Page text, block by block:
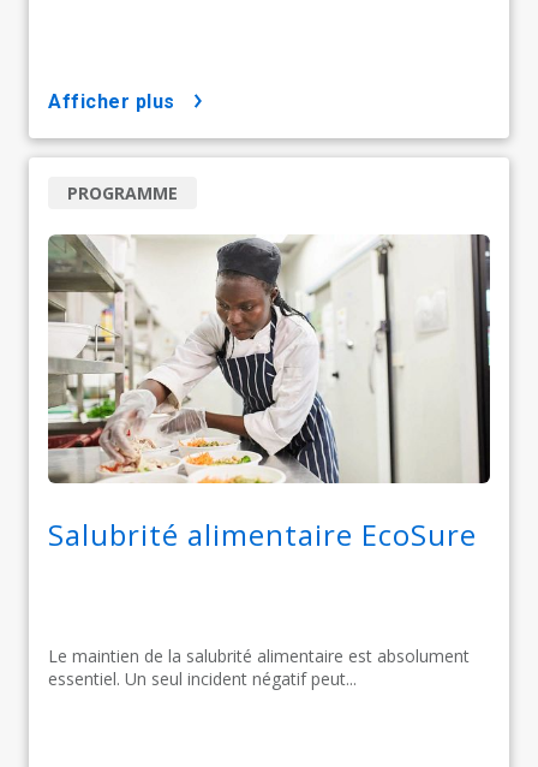
afficher plus
Salubrité alimentaire EcoSure
Le maintien de la salubrité alimentaire est absolument
essentiel. Un seul incident négatif peut...
PROGRAMME